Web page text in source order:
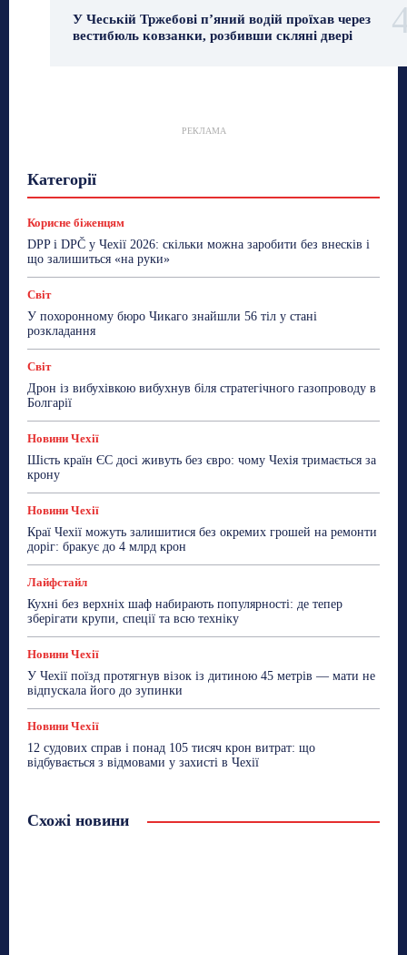
У Чеській Тржебові п’яний водій проїхав через
вестибюль ковзанки, розбивши скляні двері
РЕКЛАМА
Категорії
Новини Чехії
Робота
Світ
Спорт
ТехноМанія
Топ-новини Фоторепортаж
Корисне біженцям
DPP і DPČ у Чехії 2026: скільки можна заробити без внесків і
що залишиться «на руки»
Світ
У похоронному бюро Чикаго знайшли 56 тіл у стані
розкладання
Світ
Дрон із вибухівкою вибухнув біля стратегічного газопроводу в
Болгарії
Новини Чехії
Шість країн ЄС досі живуть без євро: чому Чехія тримається за
крону
Новини Чехії
Краї Чехії можуть залишитися без окремих грошей на ремонти
доріг: бракує до 4 млрд крон
Лайфстайл
Кухні без верхніх шаф набирають популярності: де тепер
зберігати крупи, спеції та всю техніку
Новини Чехії
У Чехії поїзд протягнув візок із дитиною 45 метрів — мати не
відпускала його до зупинки
Новини Чехії
12 судових справ і понад 105 тисяч крон витрат: що
відбувається з відмовами у захисті в Чехії
Схожі новини